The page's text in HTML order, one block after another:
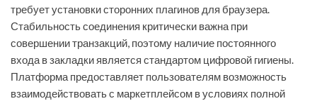
требует установки сторонних плагинов для браузера.
Стабильность соединения критически важна при
совершении транзакций, поэтому наличие постоянного
входа в закладки является стандартом цифровой гигиены.
Платформа предоставляет пользователям возможность
взаимодействовать с маркетплейсом в условиях полной